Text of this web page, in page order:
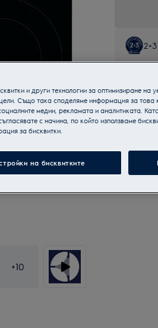
+10
и други технологии за оптимизиране на
Също така споделяме информация за това
медии, рекламата и аналитиката.
с начина, по който използваме
за бисквитки.
на бисквитките